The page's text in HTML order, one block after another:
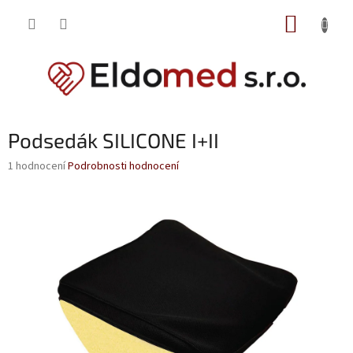
Podsedák SILICONE I+II
Průměrné
1 hodnoceníPodrobnosti hodnocení